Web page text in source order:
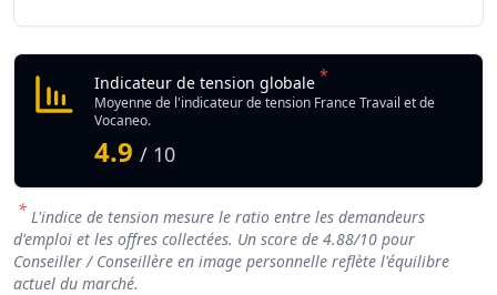
Indicateur de tension globale *
Moyenne de l'indicateur de tension France Travail et de
Vocaneo.
4.9 / 10
* L'indice de tension mesure le ratio entre les demandeurs
d'emploi et les offres collectées. Un score de 4.88/10 pour
Conseiller / Conseillère en image personnelle reflète l'équilibre
actuel du marché.